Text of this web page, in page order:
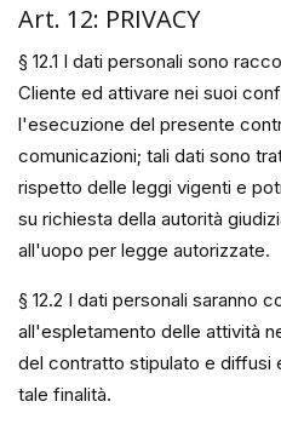
Art. 12: PRIVACY
§ 12.1 I dati personali sono
Cliente ed attivare nei suoi
l'esecuzione del presente
comunicazioni; tali dati sono
rispetto delle leggi vigenti e
su richiesta della autorità
all'uopo per legge autorizzate.
§ 12.2 I dati personali saranno
all'espletamento delle attività
del contratto stipulato e diffusi
tale finalità.